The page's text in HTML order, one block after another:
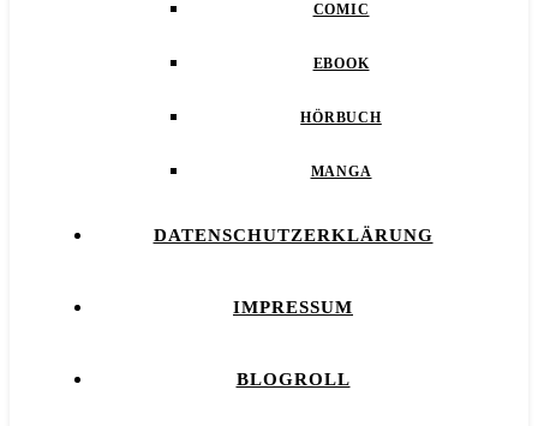
COMIC
EBOOK
HÖRBUCH
MANGA
DATENSCHUTZERKLÄRUNG
IMPRESSUM
BLOGROLL